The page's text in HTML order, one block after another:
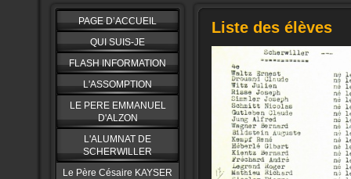
PAGE D’ACCUEIL
QUI SUIS-JE
FLASH INFORMATION
L'ASSOMPTION
LE PERE EMMANUEL
D'ALZON
L'ALUMNAT DE
SCHERWILLER
Le Père Césaire KAYSER
Liste des élèves